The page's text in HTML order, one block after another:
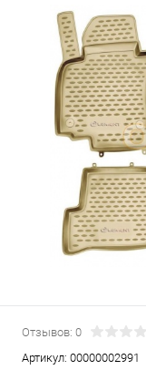
Отзывов: 0
Артикул: 00000002991